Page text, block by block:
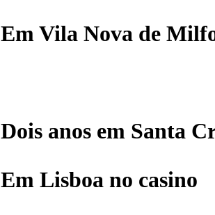
Em Vila Nova de
Dois anos em Santa
Em Lisboa no casino